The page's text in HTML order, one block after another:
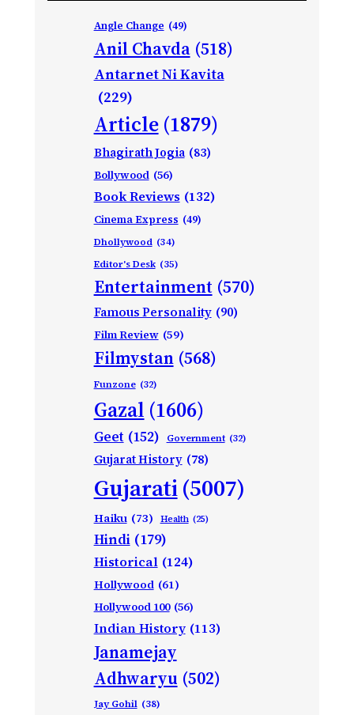
Angle Change (49)
Anil Chavda (518)
Antarnet Ni Kavita
(229)
Article (1879)
Bhagirath Jogia (83)
Bollywood (56)
Book Reviews (132)
Cinema Express (49)
Dhollywood (34)
Editor's Desk (35)
Entertainment (570)
Famous Personality (90)
Film Review (59)
Filmystan (568)
Funzone (32)
Gazal (1606)
Geet (152) Government (32)
Gujarat History (78)
Gujarati(5007)
Haiku (73) Health (25)
Hindi (179)
Historical (124)
Hollywood (61)
Hollywood 100 (56)
Indian History (113)
Janamejay
Adhwaryu (502)
Jay Gohil (38)